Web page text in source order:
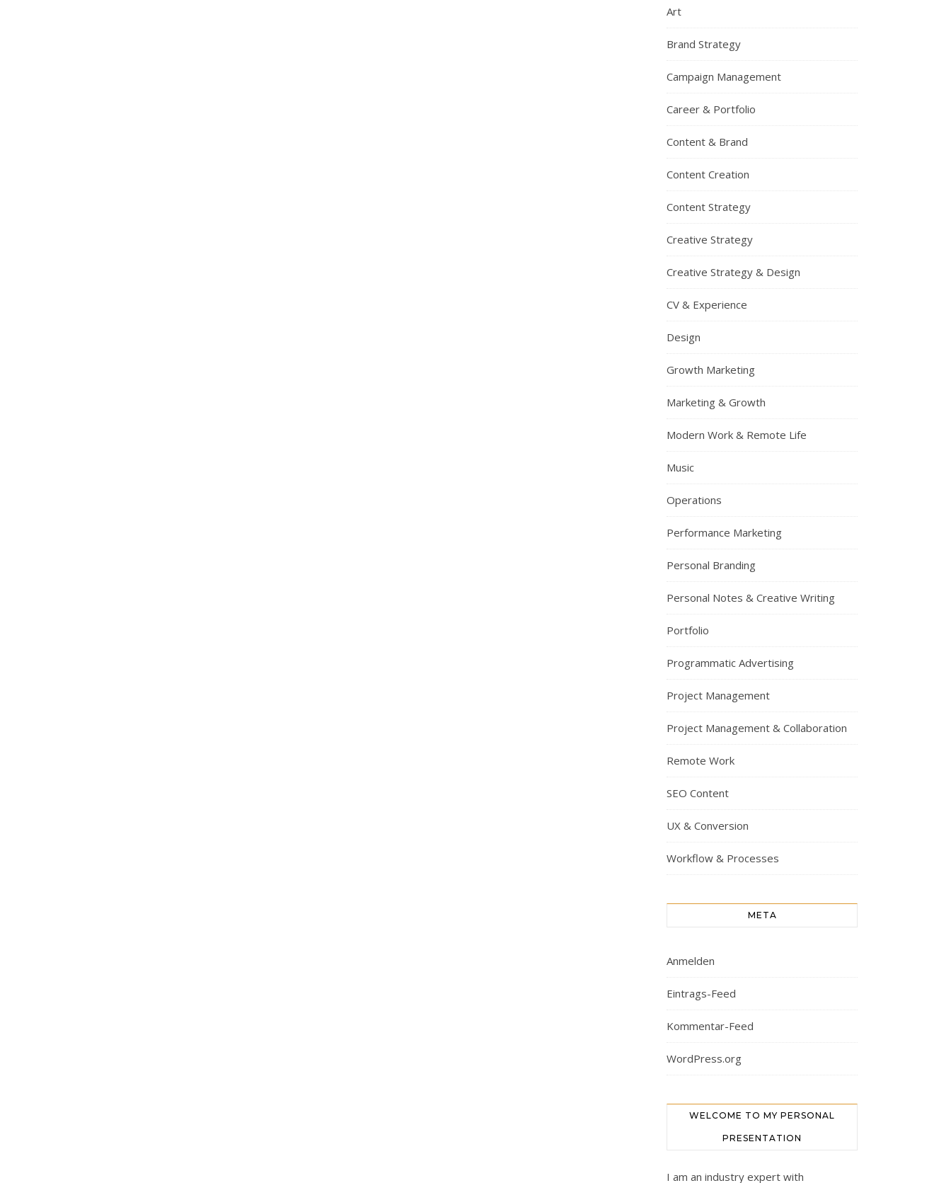
Art
Brand Strategy
Campaign Management
Career & Portfolio
Content & Brand
Content Creation
Content Strategy
Creative Strategy
Creative Strategy & Design
CV & Experience
Design
Growth Marketing
Marketing & Growth
Modern Work & Remote Life
Music
Operations
Performance Marketing
Personal Branding
Personal Notes & Creative Writing
Portfolio
Programmatic Advertising
Project Management
Project Management & Collaboration
Remote Work
SEO Content
UX & Conversion
Workflow & Processes
META
Anmelden
Eintrags-Feed
Kommentar-Feed
WordPress.org
WELCOME TO MY PERSONAL
PRESENTATION
I am an industry expert with